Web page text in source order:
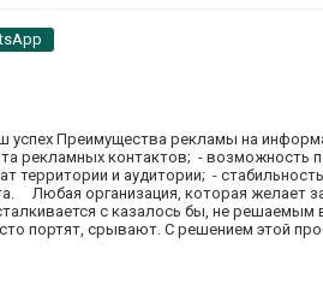
Преимущества рекламы на
рекламных контактов; - возможность
территории и аудитории; -
Любая организация, которая желает
с казалось бы, не
портят, срывают. С решением этой